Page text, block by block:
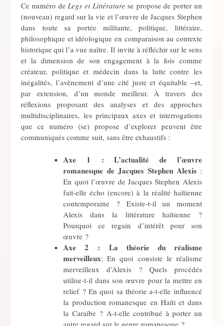
Ce numéro deLegs et Littératurese propose de porter un
(nouveau) regard sur la vie et l’œuvre de Jacques Stephen
dans toute sa portée militante, politique, littéraire,
philosophique et idéologique en comparaison au contexte
historique qui l’a vue naître. Il invite à réfléchir sur le sens
et la dimension de son engagement à la fois comme
créateur, politique et médecin dans la lutte contre les
inégalités, l’avènement d’une cité juste et équitable –et,
par extension, d’un monde meilleur. À travers des
réflexions proposant des analyses et des approches
multidisciplinaires, les principaux axes et interrogations
que ce numéro (se) propose d’explorer peuvent être
communiqués comme suit, sans être exhaustifs :
Axe 1 :L’actualité de l’œuvre
romanesque de Jacques Stephen Alexis:
En quoi l’œuvre de Jacques Stephen Alexis
fait-elle écho (encore) à la réalité haïtienne
contemporaine ? Existe-t-il un moment
Alexis dans la littérature haïtienne ?
Pourquoi ce regain d’intérêt pour son
œuvre ?
Axe 2 : La théorie du réalisme
merveilleux: En quoi consiste le réalisme
merveilleux d’Alexis ? Quels procédés
utilise-t-il dans son œuvre pour la mettre en
relief ? En quoi sa théorie a-t-elle influencé
la production romanesque en Haïti et dans
la Caraïbe ? A-t-elle contribué à porter un
autre regard sur le genre romanesque ?